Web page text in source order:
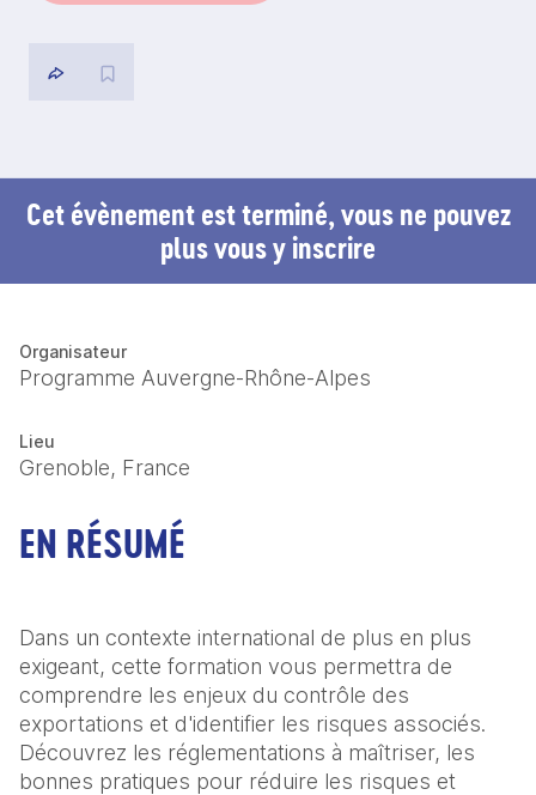
Cet évènement est terminé, vous ne pouvez
plus vous y inscrire
Organisateur
Programme Auvergne-Rhône-Alpes
Lieu
Grenoble, France
EN RÉSUMÉ
Dans un contexte international de plus en plus
exigeant, cette formation vous permettra de
comprendre les enjeux du contrôle des
exportations et d'identifier les risques associés.
Découvrez les réglementations à maîtriser, les
bonnes pratiques pour réduire les risques et